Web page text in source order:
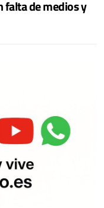
falta de medios y